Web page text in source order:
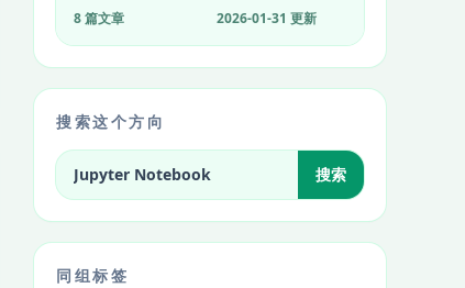
8 篇文章 2026-01-31 更新
搜索这个方向
搜索标签相关文章 搜索
同组标签